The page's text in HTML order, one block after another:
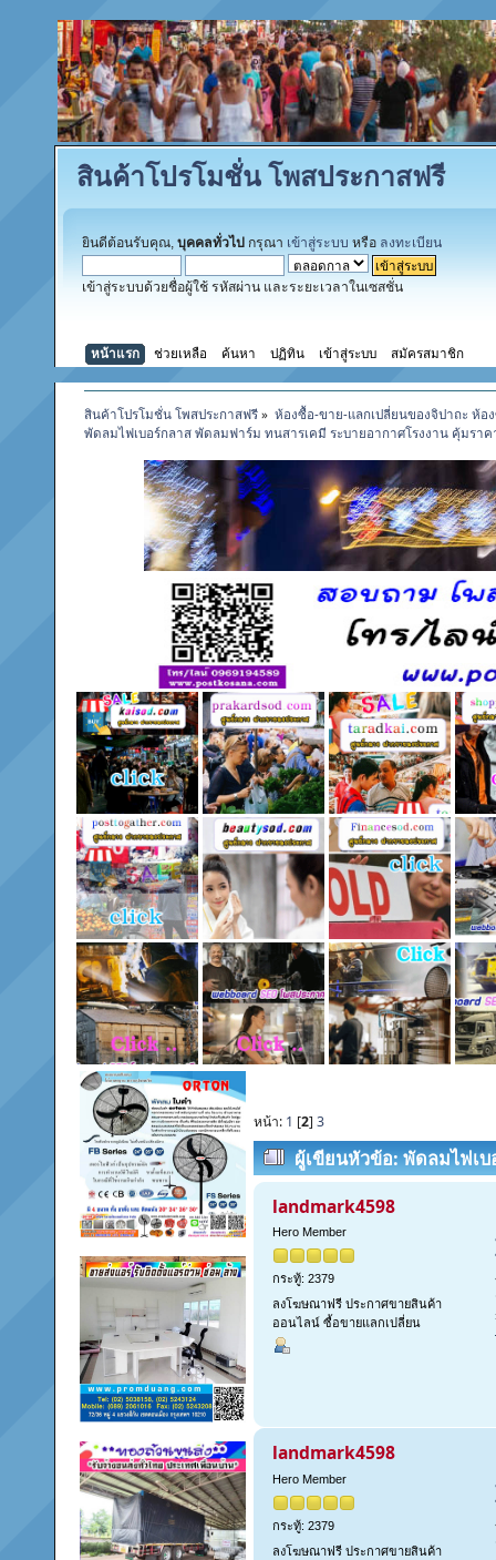
สินค้าโปรโมชั่น โพสประกาสฟรี
ยินดีต้อนรับคุณ, บุคคลทั่วไป กรุณา เข้าสู่ระบบ หรือ ลงทะเบียน
เข้าสู่ระบบด้วยชื่อผู้ใช้ รหัสผ่าน และระยะเวลาในเซสชั่น
หน้าแรก ช่วยเหลือ ค้นหา ปฏิทิน เข้าสู่ระบบ สมัครสมาชิก
สินค้าโปรโมชั่น โพสประกาสฟรี» ห้องซื้อ-ขาย-แลกเปลี่ยนของจิปาถะ ห้อ
พัดลมไฟเบอร์กลาส พัดลมฟาร์ม ทนสารเคมี ระบายอากาศโรงงาน คุ้มราค
หน้า: 1 [2] 3
ผู้เขียนหัวข้อ: พัดลมไฟเ
อากาศโรงงาน คุ้มราคา (อ่า
landmark4598
Hero Member
กระทู้: 2379
ลงโฆษณาฟรี ประกาศขายสินค้า
ออนไลน์ ซื้อขายแลกเปลี่ยน
landmark4598
Hero Member
กระทู้: 2379
ลงโฆษณาฟรี ประกาศขายสินค้า